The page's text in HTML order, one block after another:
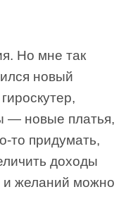
Но мне так
новый
— новые платья,
то придумать,
доходы
и желаний можно